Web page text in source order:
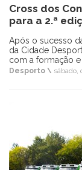
Cross dos
para a 2.ª
Após o sucesso
da Cidade
com a formação
Desporto \ sábado,